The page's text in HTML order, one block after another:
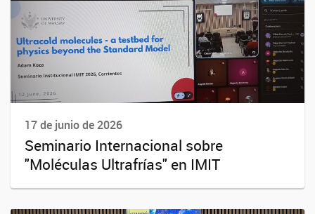
17 de junio de 2026
Seminario Internacional sobre
"Moléculas Ultrafrías" en IMIT